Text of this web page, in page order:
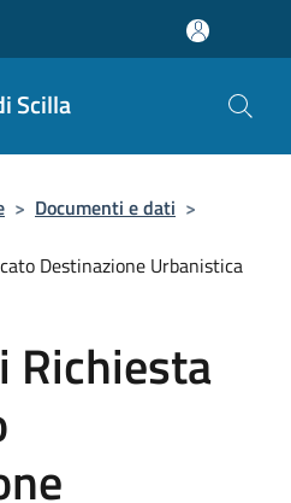
Scilla
> Documenti e dati >
Destinazione Urbanistica
Richiesta